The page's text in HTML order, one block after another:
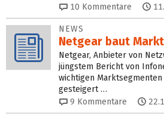
10 Kommentare
NEWS
Netgear baut
Netgear, Anbieter von
jüngstem Bericht von
wichtigen
gesteigert …
9 Kommentare